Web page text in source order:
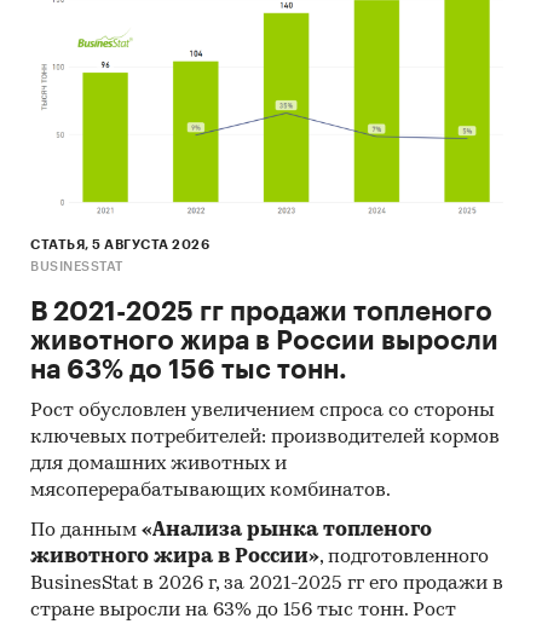
СТАТЬЯ, 5 АВГУСТА 2026
BUSINESSTAT
В 2021-2025 гг продажи топленого
животного жира в России выросли
на 63% до 156 тыс тонн.
Рост обусловлен увеличением спроса со стороны
ключевых потребителей: производителей кормов
для домашних животных и
мясоперерабатывающих комбинатов.
По данным «Анализа рынка топленого
животного жира в России», подготовленного
BusinesStat в 2026 г, за 2021-2025 гг его продажи в
стране выросли на 63% до 156 тыс тонн. Рост